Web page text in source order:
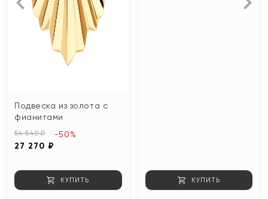
Подвеска из золота с
фианитами
54 540 ₽
27 270 ₽
-50%
КУПИТЬ КУПИТЬ